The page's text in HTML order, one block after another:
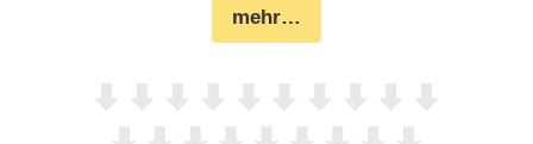
mehr…